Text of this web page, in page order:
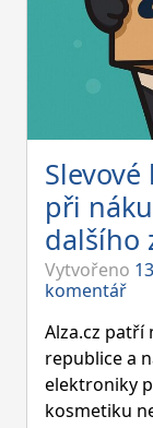
při
dalšího
Vytvořeno
komentářon
–
jak
Alza.cz patří
republice a
elektroniky
kosmetiku